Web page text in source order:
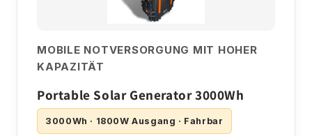
MOBILE NOTVERSORGUNG MIT HOHER
KAPAZITÄT
Portable Solar Generator 3000Wh
3000Wh · 1800W Ausgang · Fahrbar